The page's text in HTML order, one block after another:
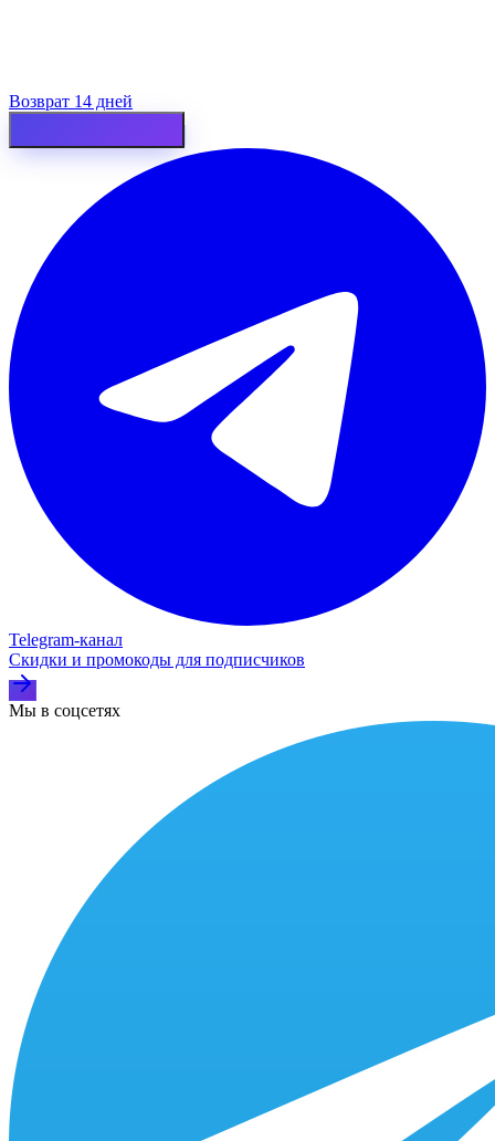
Возврат 14 дней
Telegram‑канал
Скидки и промокоды для подписчиков
Мы в соцсетях